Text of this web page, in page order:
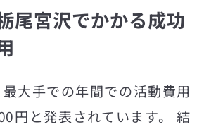
尾宮沢でかかる成功
大手での年間での活動費用
円と発表されています。 結